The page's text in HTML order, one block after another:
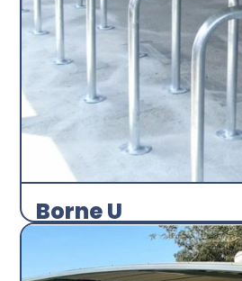
Borne U
Abri plus